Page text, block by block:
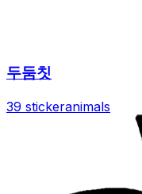
두둠칫
39 stickeranimals